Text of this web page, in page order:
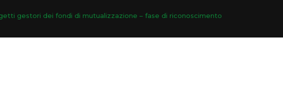
gestori dei fondi di mutualizzazione – fase di riconoscimento